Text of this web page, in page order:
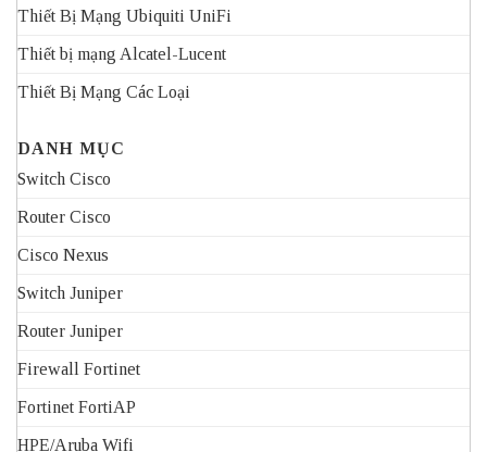
Thiết Bị Mạng Ubiquiti UniFi
Thiết bị mạng Alcatel-Lucent
Thiết Bị Mạng Các Loại
DANH MỤC
Switch Cisco
Router Cisco
Cisco Nexus
Switch Juniper
Router Juniper
Firewall Fortinet
Fortinet FortiAP
HPE/Aruba Wifi